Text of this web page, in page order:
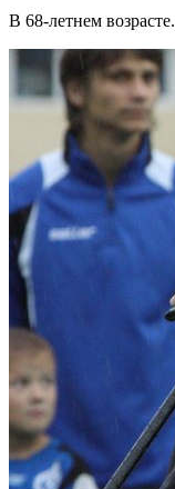
В 68-летнем возрасте.